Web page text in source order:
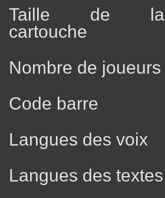
Taille de la
cartouche
Nombre de joueurs
Code barre
Langues des voix
Langues des textes